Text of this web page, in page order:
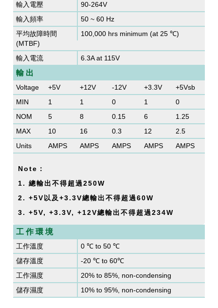
輸入電壓
90-264V
輸入頻率
50 ~ 60 Hz
平均故障時間
(MTBF)
100,000 hrs minimum (at 25 ℃)
輸入電流 6.3A at 115V
輸 出
Voltage +5V +12V -12V +3.3V
+5Vsb
MIN
1 1 0 1
0
NOM
5 8 0.15 6
1.25
MAX
10 16 0.3 12
2.5
Units
AMPS AMPS AMPS AMPS AMPS
Note：
1. 總輸出不得超過250W
2. +5V以及+3.3V總輸出不得超過60W
3. +5V, +3.3V, +12V總輸出不得超過234W
工 作 環 境
工作溫度
0 ℃ to 50 ℃
儲存溫度
-20 ℃ to 60℃
工作濕度
20% to 85%, non-condensing
儲存濕度
10% to 95%, non-condensing